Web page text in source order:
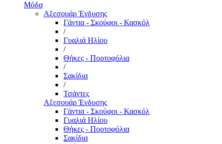
Μόδα
Αξεσουάρ Ένδυσης
Γάντια - Σκούφοι - Κασκόλ
/
Γυαλιά Ηλίου
/
Θήκες - Πορτοφόλια
/
Σακίδια
/
Τσάντες
Αξεσουάρ Ένδυσης
Γάντια - Σκούφοι - Κασκόλ
Γυαλιά Ηλίου
Θήκες - Πορτοφόλια
Σακίδια